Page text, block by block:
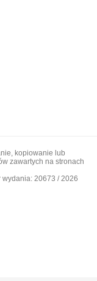
kopiowanie lub
zawartych na stronach
20673 / 2026